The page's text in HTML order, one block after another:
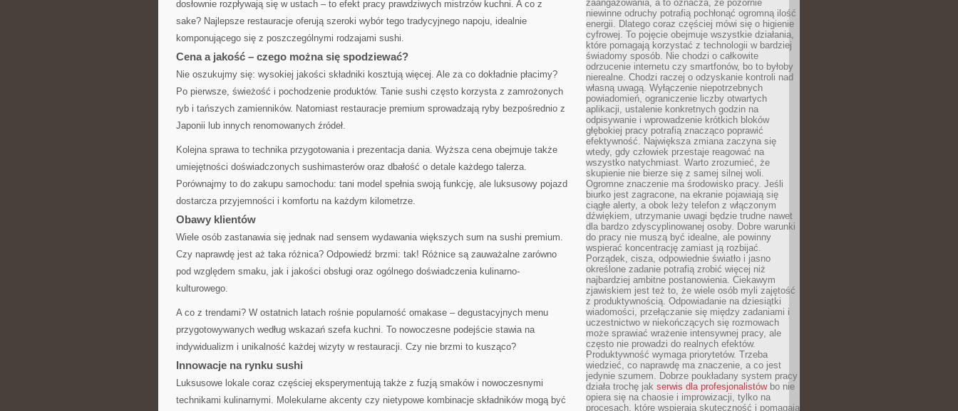
dosłownie rozpływają się w ustach – to efekt pracy prawdziwych mistrzów kuchni. A co z
sake? Najlepsze restauracje oferują szeroki wybór tego tradycyjnego napoju, idealnie
komponującego się z poszczególnymi rodzajami sushi.
Cena a jakość – czego można się spodziewać?
Nie oszukujmy się: wysokiej jakości składniki kosztują więcej. Ale za co dokładnie płacimy?
Po pierwsze, świeżość i pochodzenie produktów. Tanie sushi często korzysta z zamrożonych
ryb i tańszych zamienników. Natomiast restauracje premium sprowadzają ryby bezpośrednio z
Japonii lub innych renomowanych źródeł.
Kolejna sprawa to technika przygotowania i prezentacja dania. Wyższa cena obejmuje także
umiejętności doświadczonych sushimasterów oraz dbałość o detale każdego talerza.
Porównajmy to do zakupu samochodu: tani model spełnia swoją funkcję, ale luksusowy pojazd
dostarcza przyjemności i komfortu na każdym kilometrze.
Obawy klientów
Wiele osób zastanawia się jednak nad sensem wydawania większych sum na sushi premium.
Czy naprawdę jest aż taka różnica? Odpowiedź brzmi: tak! Różnice są zauważalne zarówno
pod względem smaku, jak i jakości obsługi oraz ogólnego doświadczenia kulinarno-
kulturowego.
A co z trendami? W ostatnich latach rośnie popularność omakase – degustacyjnych menu
przygotowywanych według wskazań szefa kuchni. To nowoczesne podejście stawia na
indywidualizm i unikalność każdej wizyty w restauracji. Czy nie brzmi to kusząco?
Innowacje na rynku sushi
Luksusowe lokale coraz częściej eksperymentują także z fuzją smaków i nowoczesnymi
technikami kulinarnymi. Molekularne akcenty czy nietypowe kombinacje składników mogą być
zaangażowania, a to oznacza, że pozornie
niewinne odruchy potrafią pochłonąć ogromną ilość
energii. Dlatego coraz częściej mówi się o higienie
cyfrowej. To pojęcie obejmuje wszystkie działania,
które pomagają korzystać z technologii w bardziej
świadomy sposób. Nie chodzi o całkowite
odrzucenie internetu czy smartfonów, bo to byłoby
nierealne. Chodzi raczej o odzyskanie kontroli nad
własną uwagą. Wyłączenie niepotrzebnych
powiadomień, ograniczenie liczby otwartych
aplikacji, ustalenie konkretnych godzin na
odpisywanie i wprowadzenie krótkich bloków
głębokiej pracy potrafią znacząco poprawić
efektywność. Największa zmiana zaczyna się
wtedy, gdy człowiek przestaje reagować na
wszystko natychmiast. Warto zrozumieć, że
skupienie nie bierze się z samej silnej woli.
Ogromne znaczenie ma środowisko pracy. Jeśli
biurko jest zagracone, na ekranie pojawiają się
ciągłe alerty, a obok leży telefon z włączonym
dźwiękiem, utrzymanie uwagi będzie trudne nawet
dla bardzo zdyscyplinowanej osoby. Dobre warunki
do pracy nie muszą być idealne, ale powinny
wspierać koncentrację zamiast ją rozbijać.
Porządek, cisza, odpowiednie światło i jasno
określone zadanie potrafią zrobić więcej niż
najbardziej ambitne postanowienia. Ciekawym
zjawiskiem jest też to, że wiele osób myli zajętość
z produktywnością. Odpowiadanie na dziesiątki
wiadomości, przełączanie się między zadaniami i
uczestnictwo w niekończących się rozmowach
może sprawiać wrażenie intensywnej pracy, ale
często nie prowadzi do realnych efektów.
Produktywność wymaga priorytetów. Trzeba
wiedzieć, co naprawdę ma znaczenie, a co jest
jedynie szumem. Dobrze poukładany system pracy
działa trochę jak serwis dla profesjonalistówbo nie
opiera się na chaosie i improwizacji, tylko na
procesach, które wspierają skuteczność i pomagają